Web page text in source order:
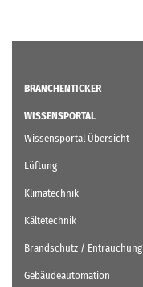
BRANCHENTICKER
WISSENSPORTAL
Wissensportal Übersicht
Lüftung
Klimatechnik
Kältetechnik
Brandschutz / Entrauchung
Gebäudeautomation